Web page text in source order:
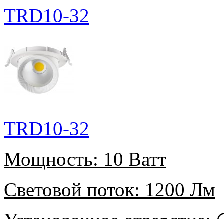
TRD10-32
TRD10-32
Мощность: 10 Ватт
Световой поток: 1200 Лм